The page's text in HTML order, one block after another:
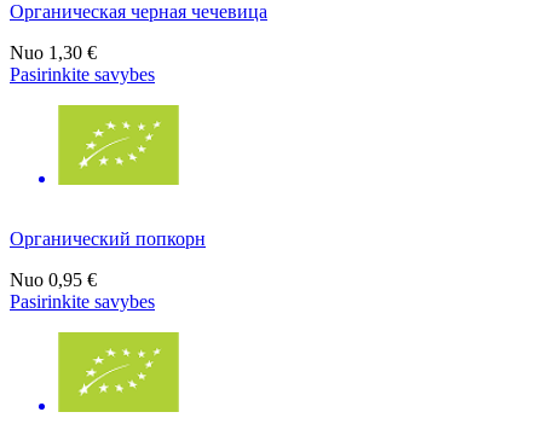
Органическая черная чечевица
Nuo 1,30 €
Pasirinkite savybes
Органический попкорн
Nuo 0,95 €
Pasirinkite savybes